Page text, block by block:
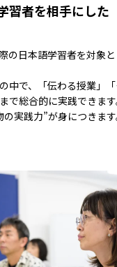
習者を相手にした
の日本語学習者を対象
中で、「伝わる授業」
で総合的に実践できま
実践力”が身につきます